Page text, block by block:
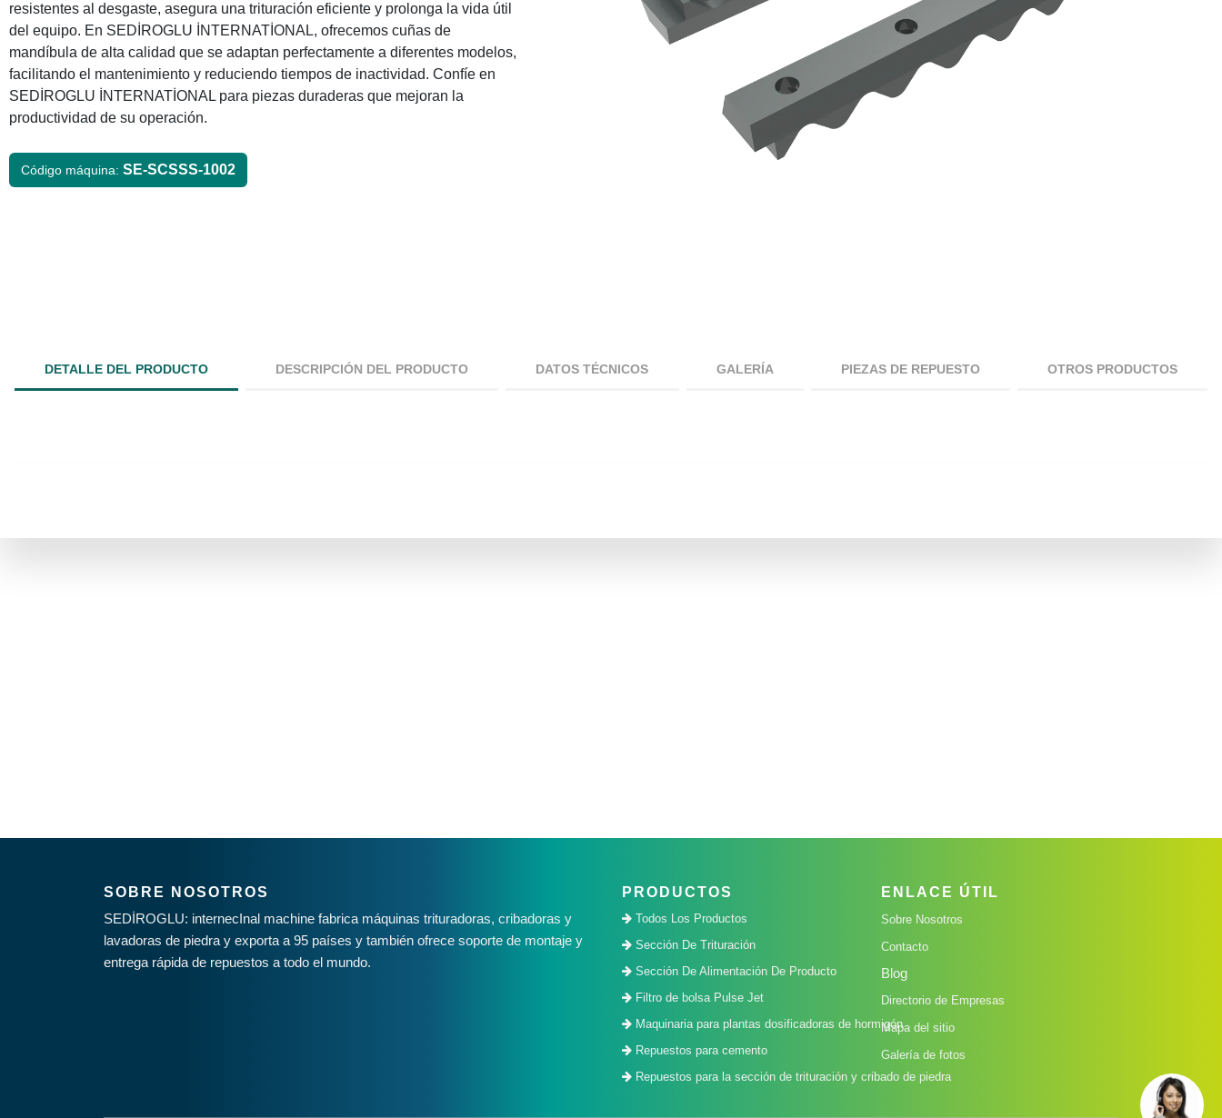
resistentes al desgaste, asegura una trituración eficiente y prolonga la vida útil
del equipo. En SEDİROGLU İNTERNATİONAL, ofrecemos cuñas de
mandíbula de alta calidad que se adaptan perfectamente a diferentes modelos,
facilitando el mantenimiento y reduciendo tiempos de inactividad. Confíe en
SEDİROGLU İNTERNATİONAL para piezas duraderas que mejoran la
productividad de su operación.
Código máquina: SE-SCSSS-1002
DETALLE DEL PRODUCTO DESCRIPCIÓN DEL PRODUCTO DATOS TÉCNICOS GALERÍA PIEZAS DE REPUESTO OTROS PRODUCTOS
SOBRE NOSOTROS
SEDİROGLU: internecInal machine fabrica máquinas trituradoras, cribadoras y
lavadoras de piedra y exporta a 95 países y también ofrece soporte de montaje y
entrega rápida de repuestos a todo el mundo.
PRODUCTOS
Todos Los Productos
Sección De Trituración
Sección De Alimentación De Producto
Filtro de bolsa Pulse Jet
Maquinaria para plantas dosificadoras de hormigón
Repuestos para cemento
Repuestos para la sección de trituración y cribado de piedra
ENLACE ÚTIL
Sobre Nosotros
Contacto
Blog
Directorio de Empresas
Mapa del sitio
Galería de fotos